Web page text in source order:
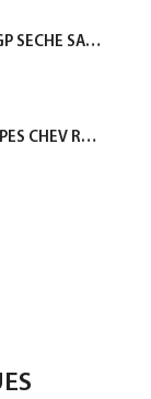
LILAS SHAMP EXT FEM RACINE GP SECHE SAUMON 350ML
LILAS SHAMP EXT FEM TOUS TYPES CHEV ROSE 350ML